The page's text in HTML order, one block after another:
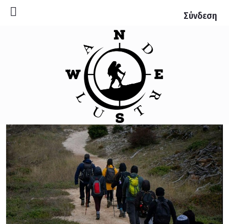
Σύνδεση